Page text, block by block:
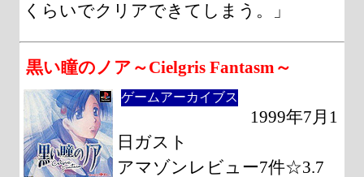
くらいでクリアできてしまう。」
黒い瞳のノア～Cielgris Fantasm～
ゲームアーカイブス
1999年7月1
日ガスト
アマゾンレビュー7件☆3.7